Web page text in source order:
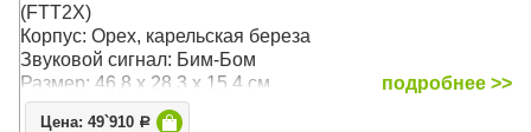
(FTT2X)
Корпус: Орех, карельская береза
Звуковой сигнал: Бим-Бом
Размер: 46,8 х 28,3 х 15,4 см
подробнее >>
Цена: 49`910 Р